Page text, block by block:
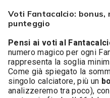
Voti Fantacalcio: bonus,
punteggio
Pensi ai voti al
numero magico per ogni
rappresenta la soglia
Come già spiegato la
singolo calciatore, più un
analizzeremo tra poco),